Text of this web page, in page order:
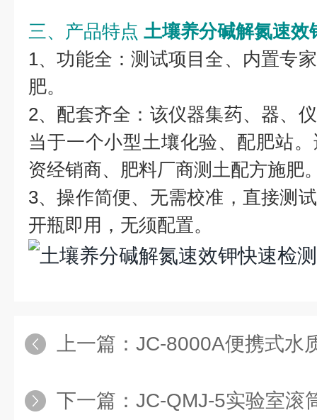
三、产品特点 土壤养分碱解氮速效
1、功能全：测试项目全、内置专
肥。
2、配套齐全：该仪器集药、器、
当于一个小型土壤化验、配肥站
资经销商、肥料厂商测土配方施肥
3、操作简便、无需校准，直接测
开瓶即用，无须配置。
上一篇： JC-8000A便携式水
下一篇： JC-QMJ-5实验室滚